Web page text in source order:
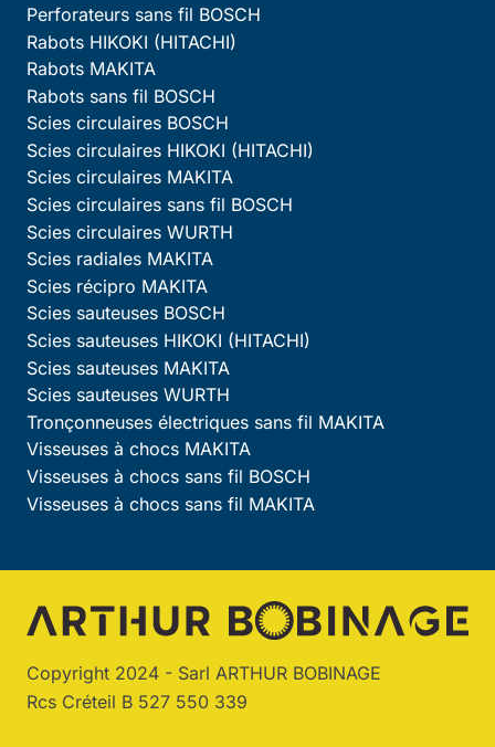
Perforateurs sans fil BOSCH
Rabots HIKOKI (HITACHI)
Rabots MAKITA
Rabots sans fil BOSCH
Scies circulaires BOSCH
Scies circulaires HIKOKI (HITACHI)
Scies circulaires MAKITA
Scies circulaires sans fil BOSCH
Scies circulaires WURTH
Scies radiales MAKITA
Scies récipro MAKITA
Scies sauteuses BOSCH
Scies sauteuses HIKOKI (HITACHI)
Scies sauteuses MAKITA
Scies sauteuses WURTH
Tronçonneuses électriques sans fil MAKITA
Visseuses à chocs MAKITA
Visseuses à chocs sans fil BOSCH
Visseuses à chocs sans fil MAKITA
Copyright 2024 - Sarl ARTHUR BOBINAGE
Rcs Créteil B 527 550 339